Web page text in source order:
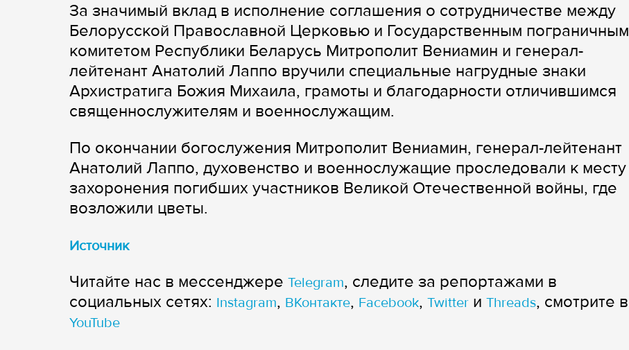
За значимый вклад в исполнение соглашения о сотрудничестве между
Белорусской Православной Церковью и Государственным пограничным
комитетом Республики Беларусь Митрополит Вениамин и генерал-
лейтенант Анатолий Лаппо вручили специальные нагрудные знаки
Архистратига Божия Михаила, грамоты и благодарности отличившимся
священнослужителям и военнослужащим.
По окончании богослужения Митрополит Вениамин, генерал-лейтенант
Анатолий Лаппо, духовенство и военнослужащие проследовали к месту
захоронения погибших участников Великой Отечественной войны, где
возложили цветы.
Источник
Читайте нас в мессенджере Telegram, следите за репортажами в
cоциальных сетях: Instagram, ВКонтакте, Facebook, Twitter и Threads, смотрите в
YouTube